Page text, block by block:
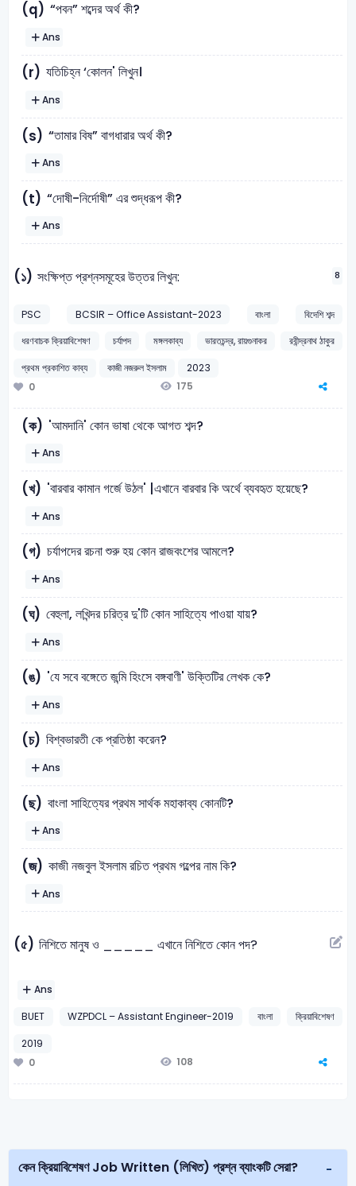
(q) “পবন” শব্দের অর্থ কী?
Ans
(r) যতিচিহ্ন ‘কোলন' লিখুন।
Ans
(s) “তামার বিষ” বাগধারার অর্থ কী?
Ans
(t) “দোষী-নির্দোষী” এর শুদ্ধরূপ কী?
Ans
(১) সংক্ষিপ্ত প্রশ্নসমূহের উত্তর লিখুন: 8
PSC BCSIR – Office Assistant-2023 বাংলা
বিদেশি শব্দ
ধরণবাচক ক্রিয়াবিশেষণ
চর্যাপদ মঙ্গলকাব্য ভারতচন্দ্র, রায়গুনাকর
রবীন্দ্রনাথ ঠাকুর
প্রথম প্রকাশিত কাব্য
কাজী নজরুল ইসলাম
2023
0
175
(ক) 'আমদানি' কোন ভাষা থেকে আগত শব্দ?
Ans
(খ) 'বারবার কামান গর্জে উঠল' |এখানে বারবার কি অর্থে ব্যবহৃত হয়েছে?
Ans
(গ) চর্যাপদের রচনা শুরু হয় কোন রাজবংশের আমলে?
Ans
(ঘ) বেহুলা, লখিন্দর চরিত্র দু'টি কোন সাহিত্যে পাওয়া যায়?
Ans
(ঙ) 'যে সবে বঙ্গেতে জন্মি হিংসে বঙ্গবাণী' উক্তিটির লেখক কে?
Ans
(চ) বিশ্বভারতী কে প্রতিষ্ঠা করেন?
Ans
(ছ) বাংলা সাহিত্যের প্রথম সার্থক মহাকাব্য কোনটি?
Ans
(জ) কাজী নজবুল ইসলাম রচিত প্রথম গল্পের নাম কি?
Ans
(৫) নিশিতে মানুষ ও _____ এখানে নিশিতে কোন পদ?
Ans
BUET
WZPDCL – Assistant Engineer-2019 বাংলা
ক্রিয়াবিশেষণ
2019
0
108
কেন ক্রিয়াবিশেষণ Job Written (লিখিত) প্রশ্ন ব্যাংকটি সেরা?